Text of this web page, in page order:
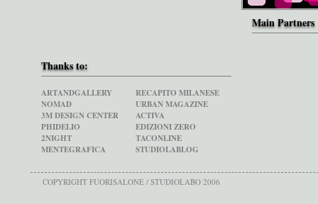
Thanks to:
ARTANDGALLERY
NOMAD
3M DESIGN CENTER
PHIDELIO
2NIGHT
MENTEGRAFICA
RECAPITO MILANESE
URBAN MAGAZINE
ACTIVA
EDIZIONI ZERO
TACONLINE
STUDIOLABLOG
Main Partners
COPYRIGHT FUORISALONE / STUDIOLABO 2006